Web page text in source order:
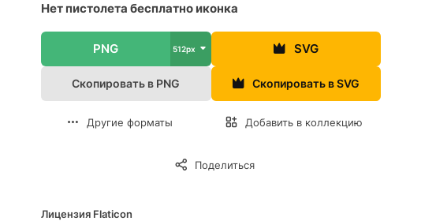
Нет пистолета бесплатно иконка
PNG 512px SVG
Скопировать в PNG Скопировать в SVG
Другие форматы Добавить в коллекцию
Поделиться
Лицензия Flaticon